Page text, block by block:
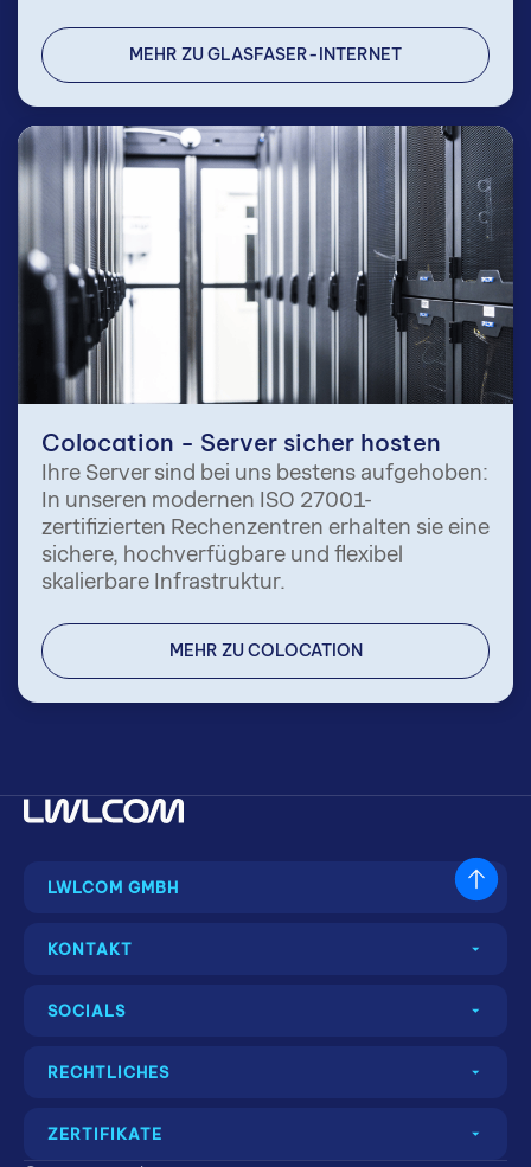
MEHR ZU GLASFASER-INTERNET
Colocation - Server sicher hosten
Ihre Server sind bei uns bestens aufgehoben:
In unseren modernen ISO 27001-
zertifizierten Rechenzentren erhalten sie eine
sichere, hochverfügbare und flexibel
skalierbare Infrastruktur.
MEHR ZU COLOCATION
LWLCOM GMBH
KONTAKT
SOCIALS
RECHTLICHES
ZERTIFIKATE
Nach